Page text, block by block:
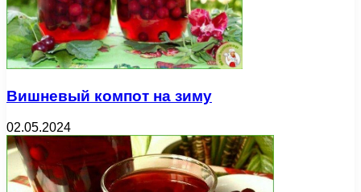
Вишневый компот на зиму
02.05.2024